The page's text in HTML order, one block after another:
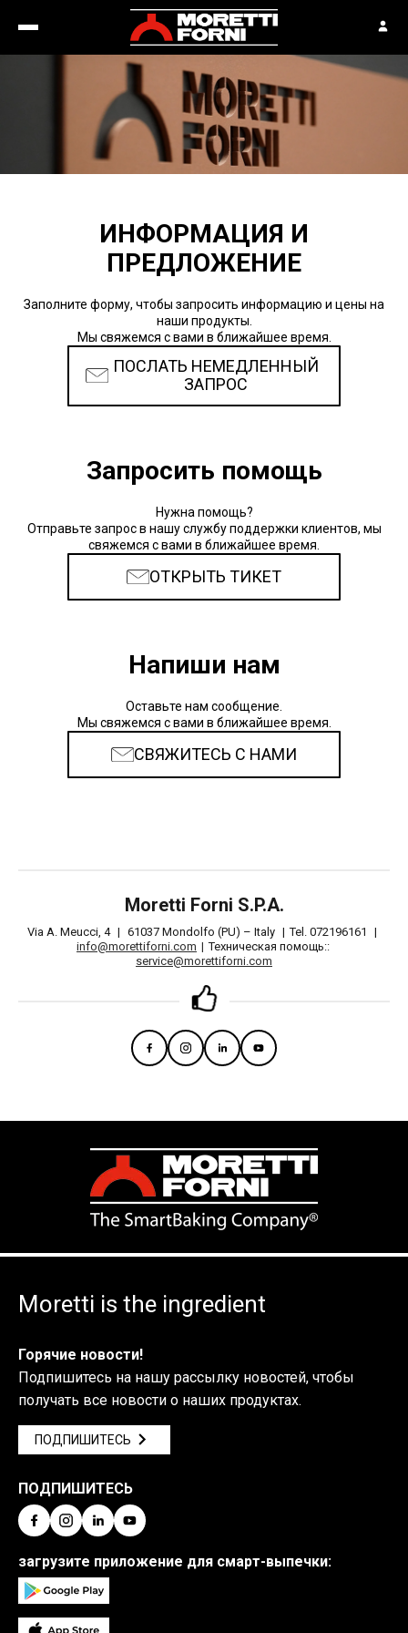
ИНФОРМАЦИЯ И
ПРЕДЛОЖЕНИЕ
Заполните форму, чтобы запросить информацию и цены на
наши продукты.
Мы свяжемся с вами в ближайшее время.
ПОСЛАТЬ НЕМЕДЛЕННЫЙ
ЗАПРОС
Запросить помощь
Нужна помощь?
Отправьте запрос в нашу службу поддержки клиентов, мы
свяжемся с вами в ближайшее время.
ОТКРЫТЬ ТИКЕТ
Напиши нам
Оставьте нам сообщение.
Мы свяжемся с вами в ближайшее время.
СВЯЖИТЕСЬ С НАМИ
Moretti Forni S.P.A.
Via A. Meucci, 4 | 61037 Mondolfo (PU) – Italy | Tel. 072196161
|
info@morettiforni.com | Техническая помощь::
service@morettiforni.com
Moretti is the ingredient
Горячие новости!
Подпишитесь на нашу рассылку новостей, чтобы
получать все новости о наших продуктах.
ПОДПИШИТЕСЬ
ПОДПИШИТЕСЬ
загрузите приложение для смарт-выпечки: